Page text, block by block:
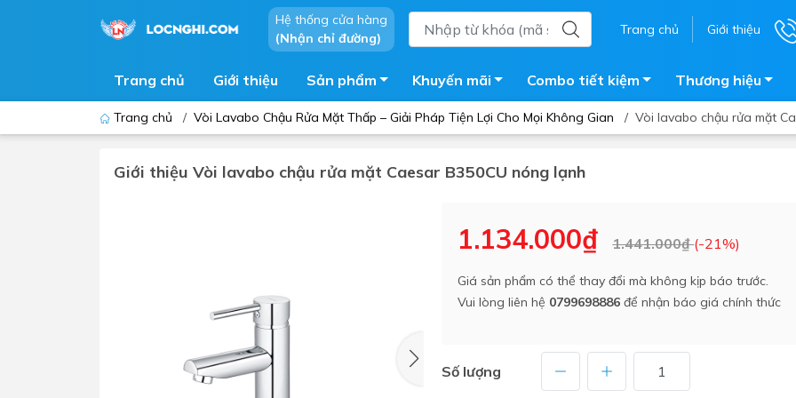
Hệ thống cửa hàng
(Nhận chỉ đường)
Trang chủ Giới thiệu
Trang chủ Giới thiệu Sản phẩm
Vòi chậu - vòi hồ - vòi gắn tường
Lavabo tủ - Lavabo kính
Máy tắm nước nóng điện
Chậu giặt
trời
Bồn bảo ôn
Bồn nhựa tự hoại
Vòi pha nóng lạnh
Vật tư
Khuyến mãi Combo tiết kiệm Thương hiệu
Trang chủ / Vòi Lavabo Chậu Rửa Mặt Thấp – Giải Pháp Tiện Lợi Cho Mọi Không Gian / Vòi lavabo chậu rửa mặt
Giới thiệu Vòi lavabo chậu rửa mặt Caesar B350CU nóng lạnh
1.134.000₫ 1.441.000₫(-21%)
Giá sản phẩm có thể thay đổi mà không kịp báo trước.
Vui lòng liên hệ 0799698886 để nhận báo giá chính thức
Số lượng